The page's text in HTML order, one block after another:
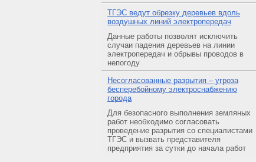
ТГЭС ведут обрезку деревьев вдоль
воздушных линий электропередач
Данные работы позволят исключить
случаи падения деревьев на линии
электропередач и обрывы проводов в
непогоду
Несогласованные разрытия – угроза
бесперебойному электроснабжению
города
Для безопасного выполнения земляных
работ необходимо согласовать
проведение разрытия со специалистами
ТГЭС и вызвать представителя
предприятия за сутки до начала работ